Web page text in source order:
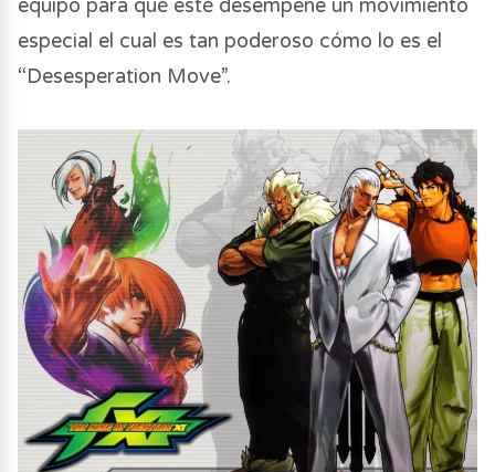
equipo para qué esté desempeñe un movimiento
especial el cual es tan poderoso cómo lo es el
“Desesperation Move”.